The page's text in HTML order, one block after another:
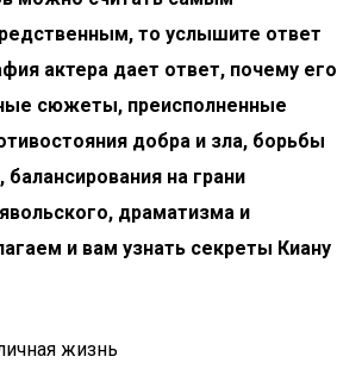
то услышите ответ
актера дает ответ, почему его
сюжеты, преисполненные
добра и зла, борьбы
балансирования на грани
драматизма и
и вам узнать секреты Киану
жизнь